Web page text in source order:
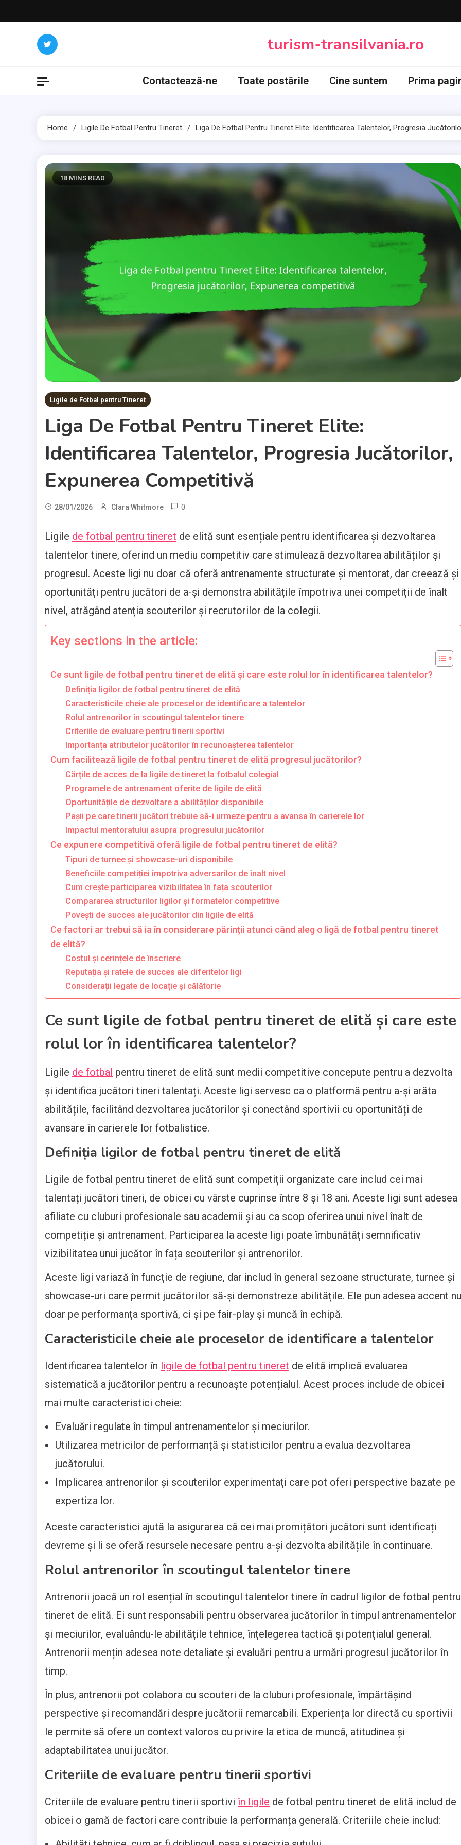
to
turism-transilvania.ro
Contactează-ne Toate postările Cine suntem Prima
Home Ligile De Fotbal Pentru Tineret Liga De Fotbal Pentru Tineret Elite: Identificarea Talentelor, Progresia
18 MINS READ
Ligile de Fotbal pentru Tineret
Liga De Fotbal Pentru Tineret Elite:
Identificarea Talentelor, Progresia Jucătorilor,
Expunerea Competitivă
28/01/2026 Clara Whitmore 0
Ligile de fotbal pentru tineret de elită sunt esențiale pentru identificarea și dezvoltarea
talentelor tinere, oferind un mediu competitiv care stimulează dezvoltarea abilităților și
progresul. Aceste ligi nu doar că oferă antrenamente structurate și mentorat, dar creează și
oportunități pentru jucători de a-și demonstra abilitățile împotriva unei competiții de înalt
nivel, atrăgând atenția scouterilor și recrutorilor de la colegii.
Key sections in the article:
Ce sunt ligile de fotbal pentru tineret de elită și care este rolul lor în identificarea talentelor?
Definiția ligilor de fotbal pentru tineret de elită
Caracteristicile cheie ale proceselor de identificare a talentelor
Rolul antrenorilor în scoutingul talentelor tinere
Criteriile de evaluare pentru tinerii sportivi
Importanța atributelor jucătorilor în recunoașterea talentelor
Cum facilitează ligile de fotbal pentru tineret de elită progresul jucătorilor?
Cărțile de acces de la ligile de tineret la fotbalul colegial
Programele de antrenament oferite de ligile de elită
Oportunitățile de dezvoltare a abilităților disponibile
Pașii pe care tinerii jucători trebuie să-i urmeze pentru a avansa în carierele lor
Impactul mentoratului asupra progresului jucătorilor
Ce expunere competitivă oferă ligile de fotbal pentru tineret de elită?
Tipuri de turnee și showcase-uri disponibile
Beneficiile competiției împotriva adversarilor de înalt nivel
Cum crește participarea vizibilitatea în fața scouterilor
Compararea structurilor ligilor și formatelor competitive
Povești de succes ale jucătorilor din ligile de elită
Ce factori ar trebui să ia în considerare părinții atunci când aleg o ligă de fotbal pentru tineret
de elită?
Costul și cerințele de înscriere
Reputația și ratele de succes ale diferitelor ligi
Considerații legate de locație și călătorie
Ce sunt ligile de fotbal pentru tineret de elită și care este
rolul lor în identificarea talentelor?
Ligile de fotbal pentru tineret de elită sunt medii competitive concepute pentru a dezvolta
și identifica jucători tineri talentați. Aceste ligi servesc ca o platformă pentru a-și arăta
abilitățile, facilitând dezvoltarea jucătorilor și conectând sportivii cu oportunități de
avansare în carierele lor fotbalistice.
Definiția ligilor de fotbal pentru tineret de elită
Ligile de fotbal pentru tineret de elită sunt competiții organizate care includ cei mai
talentați jucători tineri, de obicei cu vârste cuprinse între 8 și 18 ani. Aceste ligi sunt adesea
afiliate cu cluburi profesionale sau academii și au ca scop oferirea unui nivel înalt de
competiție și antrenament. Participarea la aceste ligi poate îmbunătăți semnificativ
vizibilitatea unui jucător în fața scouterilor și antrenorilor.
Aceste ligi variază în funcție de regiune, dar includ în general sezoane structurate, turnee și
showcase-uri care permit jucătorilor să-și demonstreze abilitățile. Ele pun adesea accent nu
doar pe performanța sportivă, ci și pe fair-play și muncă în echipă.
Caracteristicile cheie ale proceselor de identificare a talentelor
Identificarea talentelor în ligile de fotbal pentru tineret de elită implică evaluarea
sistematică a jucătorilor pentru a recunoaște potențialul. Acest proces include de obicei
mai multe caracteristici cheie:
Evaluări regulate în timpul antrenamentelor și meciurilor.
Utilizarea metricilor de performanță și statisticilor pentru a evalua dezvoltarea
jucătorului.
Implicarea antrenorilor și scouterilor experimentați care pot oferi perspective bazate pe
expertiza lor.
Aceste caracteristici ajută la asigurarea că cei mai promițători jucători sunt identificați
devreme și li se oferă resursele necesare pentru a-și dezvolta abilitățile în continuare.
Rolul antrenorilor în scoutingul talentelor tinere
Antrenorii joacă un rol esențial în scoutingul talentelor tinere în cadrul ligilor de fotbal pentru
tineret de elită. Ei sunt responsabili pentru observarea jucătorilor în timpul antrenamentelor
și meciurilor, evaluându-le abilitățile tehnice, înțelegerea tactică și potențialul general.
Antrenorii mențin adesea note detaliate și evaluări pentru a urmări progresul jucătorilor în
timp.
În plus, antrenorii pot colabora cu scouteri de la cluburi profesionale, împărtășind
perspective și recomandări despre jucătorii remarcabili. Experiența lor directă cu sportivii
le permite să ofere un context valoros cu privire la etica de muncă, atitudinea și
adaptabilitatea unui jucător.
Criteriile de evaluare pentru tinerii sportivi
Criteriile de evaluare pentru tinerii sportivi în ligile de fotbal pentru tineret de elită includ de
obicei o gamă de factori care contribuie la performanța generală. Criteriile cheie includ: